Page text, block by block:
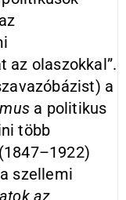
az olaszokkal”.
a
a politikus
több
szellemi
az